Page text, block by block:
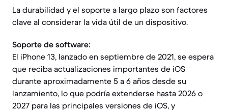
La durabilidad y el soporte a largo plazo son factores
clave al considerar la vida útil de un dispositivo.
Soporte de software:
El iPhone 13, lanzado en septiembre de 2021, se espera
que reciba actualizaciones importantes de iOS
durante aproximadamente 5 a 6 años desde su
lanzamiento, lo que podría extenderse hasta 2026 o
2027 para las principales versiones de iOS, y